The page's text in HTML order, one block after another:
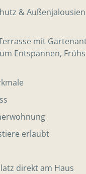
&
mit
Entspannen,
erlaubt
direkt am Haus